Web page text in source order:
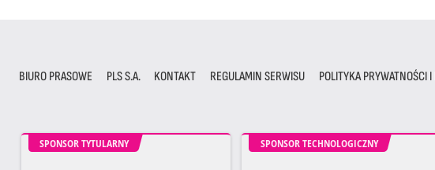
BIURO PRASOWE PLS S.A. KONTAKT REGULAMIN SERWISU POLITYKA PRYWATNOŚCI
SPONSOR TYTULARNY SPONSOR TECHNOLOGICZNY